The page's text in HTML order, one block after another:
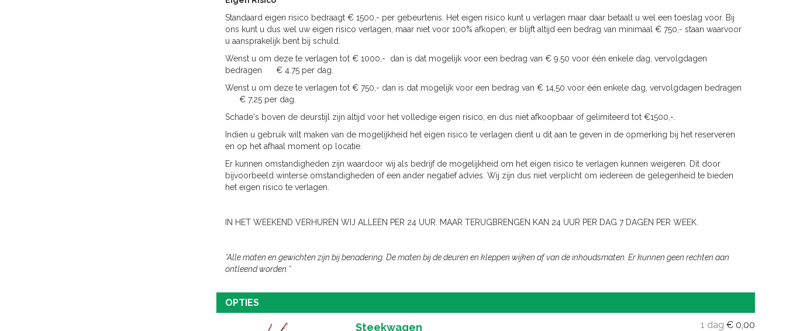
Standaard eigen risico bedraagt € 1500,- per gebeurtenis. Het eigen risico kunt u verlagen maar daar betaalt u wel een toeslag voor. Bij
ons kunt u dus wel uw eigen risico verlagen, maar niet voor 100% afkopen; er blijft altijd een bedrag van minimaal € 750,- staan waarvoor
u aansprakelijk bent bij schuld.
Wenst u om deze te verlagen tot € 1000,- dan is dat mogelijk voor een bedrag van € 9.50 voor één enkele dag, vervolgdagen
bedragen € 4.75 per dag.
Wenst u om deze te verlagen tot € 750,- dan is dat mogelijk voor een bedrag van € 14,50 voor één enkele dag, vervolgdagen bedragen
€ 7,25 per dag.
Schade's boven de deurstijl zijn altijd voor het volledige eigen risico, en dus niet afkoopbaar of gelimiteerd tot €1500,-.
Indien u gebruik wilt maken van de mogelijkheid het eigen risico te verlagen dient u dit aan te geven in de opmerking bij het reserveren
en op het afhaal moment op locatie.
Er kunnen omstandigheden zijn waardoor wij als bedrijf de mogelijkheid om het eigen risico te verlagen kunnen weigeren. Dit door
bijvoorbeeld winterse omstandigheden of een ander negatief advies. Wij zijn dus niet verplicht om iedereen de gelegenheid te bieden
het eigen risico te verlagen.
IN HET WEEKEND VERHUREN WIJ ALLEEN PER 24 UUR. MAAR TERUGBRENGEN KAN 24 UUR PER DAG 7 DAGEN PER WEEK.
*Alle maten en gewichten zijn bij benadering. De maten bij de deuren en kleppen wijken af van de inhoudsmaten. Er kunnen geen rechten aan
ontleend worden.*
OPTIES
1 dag € 0,00
Steekwagen